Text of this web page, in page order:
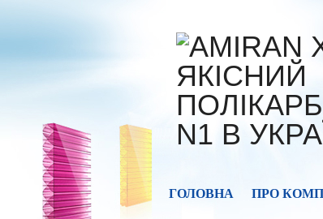
ГОЛОВНА ПРО